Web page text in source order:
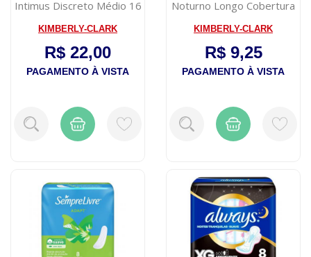
Intimus Discreto Médio 16
KIMBERLY-CLARK
R$ 22,00
PAGAMENTO À VISTA
Noturno Longo Cobertura
KIMBERLY-CLARK
R$ 9,25
PAGAMENTO À VISTA